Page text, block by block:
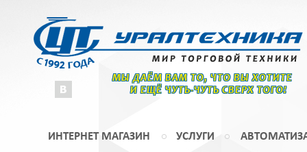
МЫ ДАЁМ ВАМ ТО, ЧТО ВЫ ХОТИТЕ
И ЕЩЁ ЧУТЬ-ЧУТЬ СВЕРХ ТОГО!
ИНТЕРНЕТ МАГАЗИН УСЛУГИ